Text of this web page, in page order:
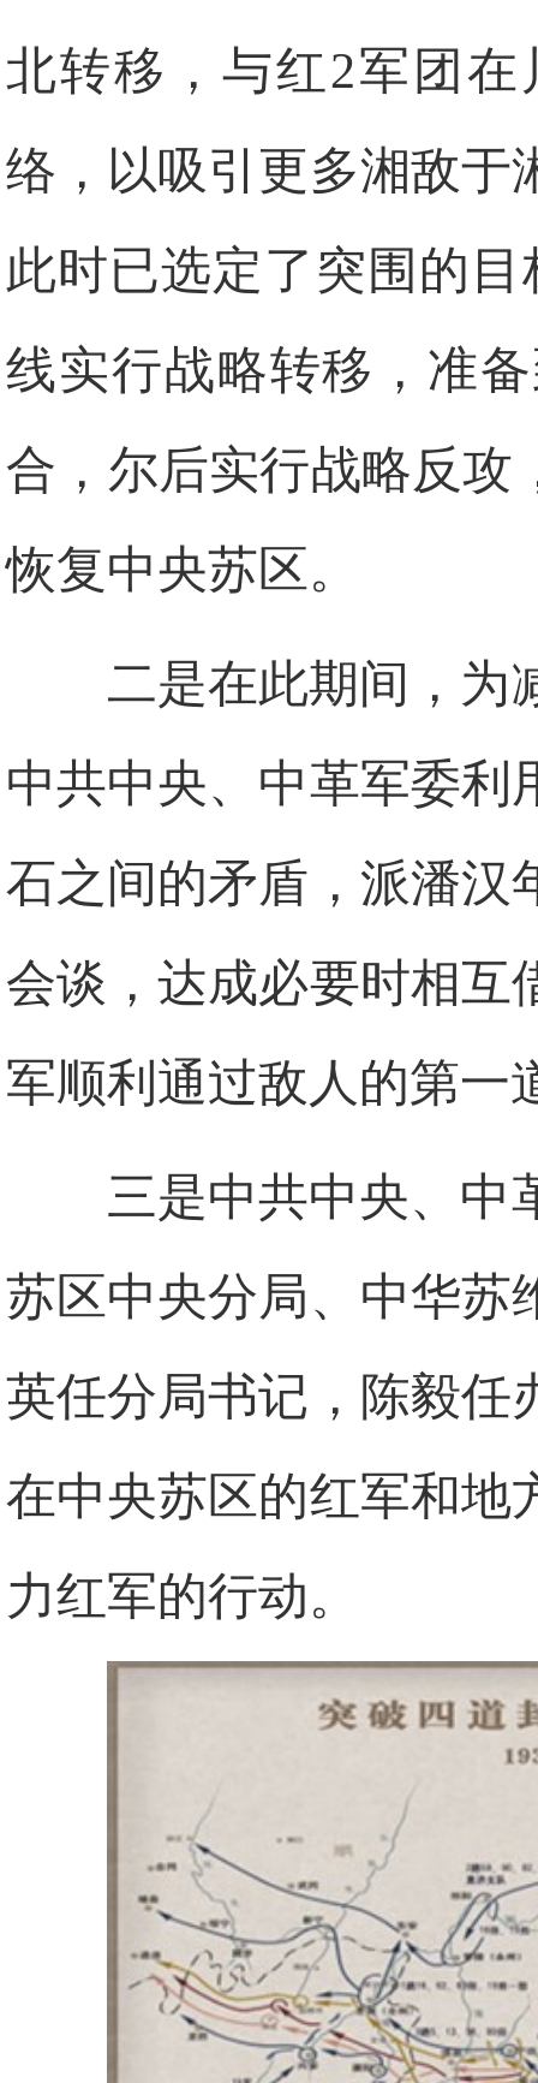
北转移，与红2军团
络，以吸引更多湘敌于
此时已选定了突围的
线实行战略转移，准
合，尔后实行战略反攻
恢复中央苏区。
二是在此期间，为
中共中央、中革军委利
石之间的矛盾，派潘汉
会谈，达成必要时相互
军顺利通过敌人的第一
三是中共中央、中
苏区中央分局、中华苏
英任分局书记，陈毅任
在中央苏区的红军和地
力红军的行动。